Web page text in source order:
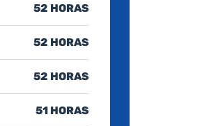
52 HORAS
52 HORAS
52 HORAS
51 HORAS